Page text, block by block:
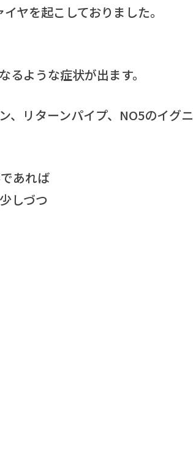
ヤを起こしておりました。
ような症状が出ます。
、リターンパイプ、NO5のイグニ
あれば
しづつ